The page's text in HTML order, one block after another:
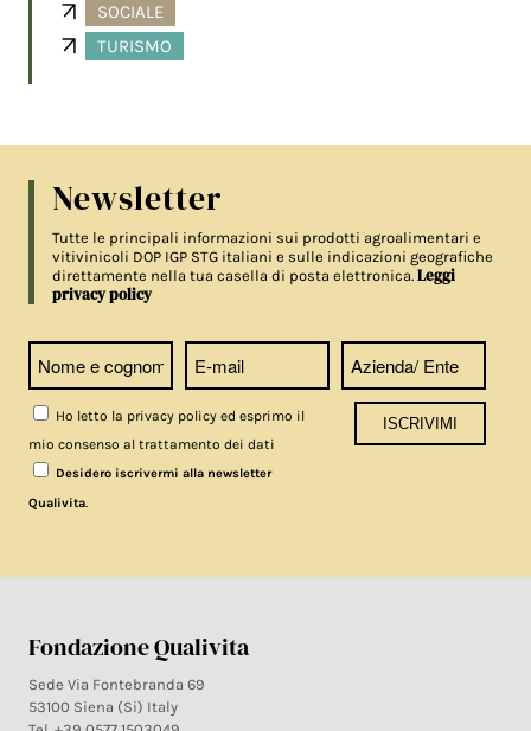
SOCIALE
TURISMO
Newsletter
Tutte le principali informazioni sui prodotti agroalimentari e
vitivinicoli DOP IGP STG italiani e sulle indicazioni geografiche
direttamente nella tua casella di posta elettronica.Leggi
privacy policy
Ho letto la privacy policy ed esprimo il
mio consenso al trattamento dei dati
Desidero iscrivermi alla newsletter
Qualivita.
Fondazione Qualivita
Sede Via Fontebranda 69
53100 Siena (Si) Italy